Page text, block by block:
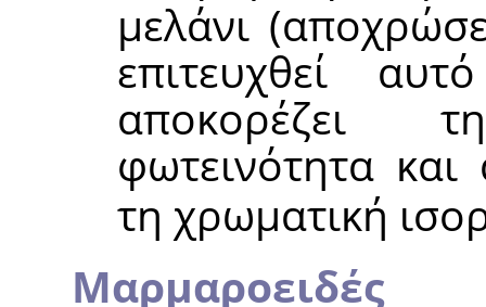
μελάνι
επιτευχθεί
αποκορέζει
φωτεινότητα και
τη χρωματική
Μαρμαροειδές